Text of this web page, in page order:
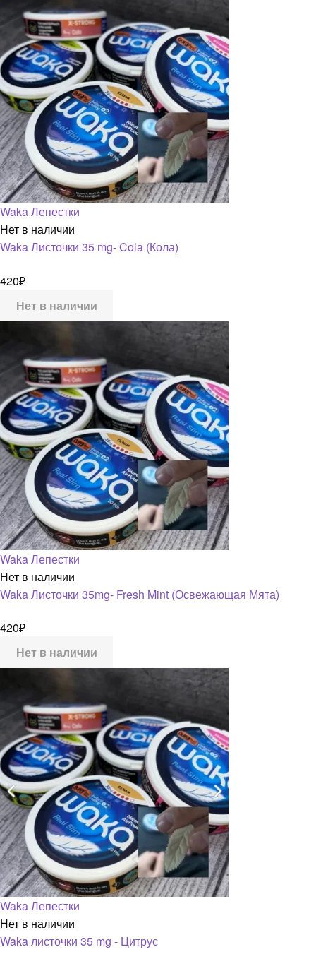
Waka Лепестки
Нет в наличии
Waka Листочки 35 mg- Cola (Кола)
420₽
Нет в наличии
Waka Лепестки
Нет в наличии
Waka Листочки 35mg- Fresh Mint (Освежающая Мята)
420₽
Нет в наличии
Waka Лепестки
Нет в наличии
Waka листочки 35 mg - Цитрус